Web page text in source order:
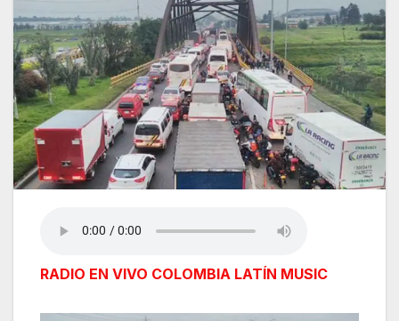
RADIO EN VIVO COLOMBIA LATÍN MUSIC